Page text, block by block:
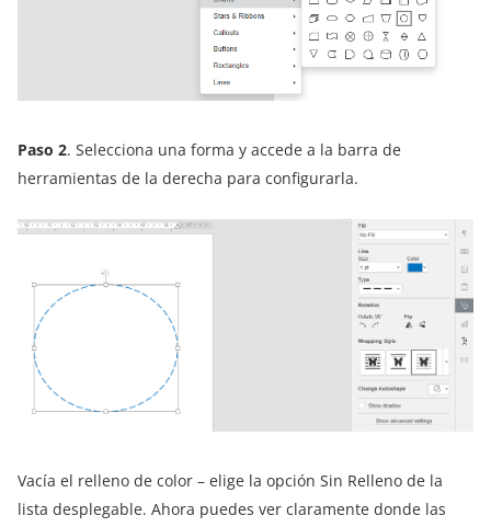
Paso 2. Selecciona una forma y accede a la barra de
herramientas de la derecha para configurarla.
Vacía el relleno de color – elige la opción Sin Relleno de la
lista desplegable. Ahora puedes ver claramente donde las